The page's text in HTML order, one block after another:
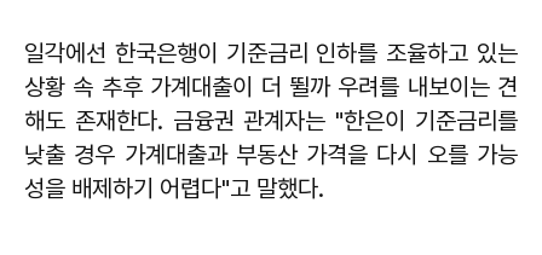
일각에선 한국은행이 기준금리 인하를 조율하고 있는
상황 속 추후 가계대출이 더 뛸까 우려를 내보이는 견
해도 존재한다. 금융권 관계자는 "한은이 기준금리를
낮출 경우 가계대출과 부동산 가격을 다시 오를 가능
성을 배제하기 어렵다"고 말했다.